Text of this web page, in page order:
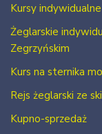
Kursy
Żeglarskie
Zegrzyńskim
Kurs na sternika
Rejs żeglarski ze
Kupno-sprzedaż